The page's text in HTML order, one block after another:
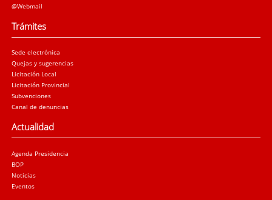
@Webmail
Trámites
Sede electrónica
Quejas y sugerencias
Licitación Local
Licitación Provincial
Subvenciones
Canal de denuncias
Actualidad
Agenda Presidencia
BOP
Noticias
Eventos